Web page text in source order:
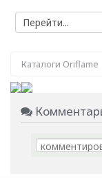
Каталоги Oriflame